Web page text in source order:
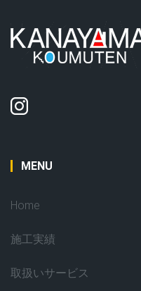
MENU
Home
施工実績
取扱いサービス